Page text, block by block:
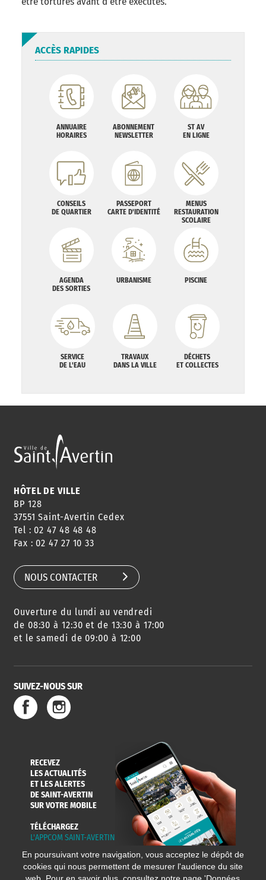
ACCÈS RAPIDES
ANNUAIRE
HORAIRES
ABONNEMENT
NEWSLETTER
ST AV
EN LIGNE
CONSEILS
DE QUARTIER
PASSEPORT
CARTE D'IDENTITÉ
MENUS
RESTAURATION
SCOLAIRE
AGENDA
DES SORTIES
URBANISME PISCINE
SERVICE
DE L'EAU
TRAVAUX
DANS LA VILLE
DÉCHETS
ET COLLECTES
HÔTEL DE VILLE
BP 128
37551 Saint-Avertin Cedex
Tel : 02 47 48 48 48
Fax : 02 47 27 10 33
NOUS CONTACTER
Ouverture du lundi au vendredi
de 08:30 à 12:30 et de 13:30 à 17:00
et le samedi de 09:00 à 12:00
SUIVEZ-NOUS SUR
RECEVEZ
LES ACTUALITÉS
ET LES ALERTES
DE SAINT-AVERTIN
SUR VOTRE MOBILE
TÉLÉCHARGEZ
L'APPCOM SAINT-AVERTIN
En poursuivant votre navigation, vous acceptez le dépôt de
cookies qui nous permettent de mesurer l'audience du site